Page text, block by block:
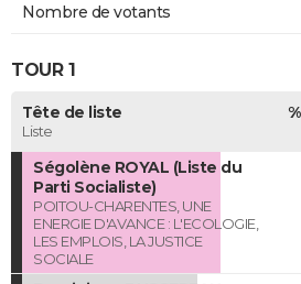
Nombre de votants
TOUR 1
Tête de liste
Liste
Ségolène ROYAL (Liste du
Parti Socialiste)
POITOU-CHARENTES, UNE
ENERGIE D'AVANCE : L'ECOLOGIE,
LES EMPLOIS, LA JUSTICE
SOCIALE